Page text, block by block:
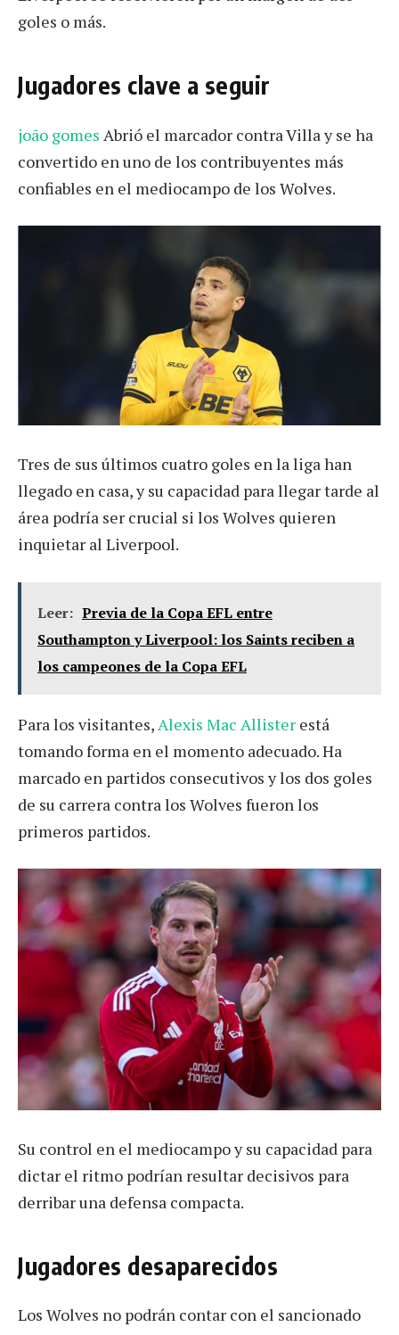
goles o más.
Jugadores clave a seguir
joão gomes Abrió el marcador contra Villa y se ha
convertido en uno de los contribuyentes más
confiables en el mediocampo de los Wolves.
Tres de sus últimos cuatro goles en la liga han
llegado en casa, y su capacidad para llegar tarde al
área podría ser crucial si los Wolves quieren
inquietar al Liverpool.
Leer: Previa de la Copa EFL entre
Southampton y Liverpool: los Saints reciben a
los campeones de la Copa EFL
Para los visitantes, Alexis Mac Allister está
tomando forma en el momento adecuado. Ha
marcado en partidos consecutivos y los dos goles
de su carrera contra los Wolves fueron los
primeros partidos.
Su control en el mediocampo y su capacidad para
dictar el ritmo podrían resultar decisivos para
derribar una defensa compacta.
Jugadores desaparecidos
Los Wolves no podrán contar con el sancionado